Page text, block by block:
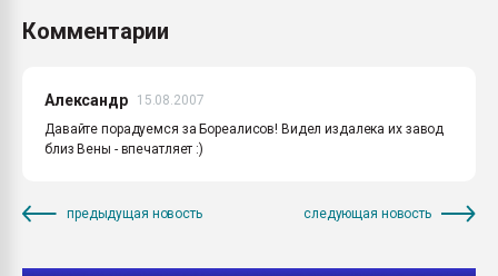
Комментарии
Александр
15.08.2007
Давайте порадуемся за Бореалисов! Видел издалека их завод
близ Вены - впечатляет :)
предыдущая новость следующая новость